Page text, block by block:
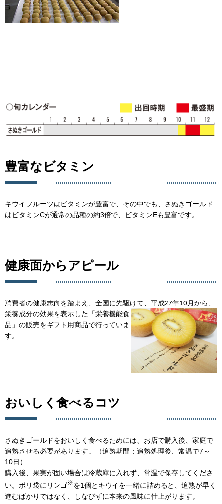
豊富なビタミン
キウイフルーツはビタミンが豊富で、その中でも、さぬきゴールド
はビタミンCが通常の品種の約3倍で、ビタミンEも豊富です。
健康面からアピール
消費者の健康志向を踏まえ、全国に先駆けて、平成27年10月から、
栄養成分の効果を表示した「栄養機能食
品」の販売をギフト用商品で行っていま
す。
おいしく食べるコツ
さぬきゴールドをおいしく食べるためには、お店で購入後、家庭で
追熟させる必要があります。（追熟期間：追熟処理後、常温で7～
10日）
購入後、果実が固い場合は冷蔵庫に入れず、常温で保存してくださ
い。ポリ袋にリンゴ※を1個とキウイを一緒に詰めると、追熟が早く
進むばかりではなく、しなびずに本来の風味に仕上がります。